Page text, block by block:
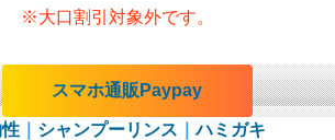
※大口割引対象外です。
スマホ通販Paypay
｜ シャンプーリンス ｜ハミガキ